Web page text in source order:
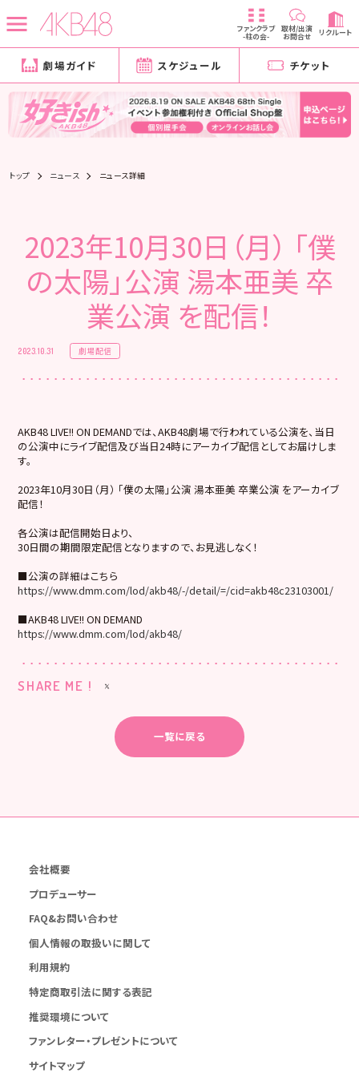
ファンクラブ
-柱の会-
取材/出演
お問合せ リクルート
劇場ガイド スケジュール チケット
トップ ニュース ニュース詳細
2023年10月30日（月） 「僕
の太陽」公演 湯本亜美 卒
業公演 を配信！
2023.10.31 劇場配信
AKB48 LIVE!! ON DEMANDでは、AKB48劇場で行われている公演を、当日
の公演中にライブ配信及び当日24時にアーカイブ配信としてお届けしま
す。
2023年10月30日（月） 「僕の太陽」公演 湯本亜美 卒業公演 をアーカイブ
配信！
各公演は配信開始日より、
30日間の期間限定配信となりますので、お見逃しなく！
■公演の詳細はこちら
https://www.dmm.com/lod/akb48/-/detail/=/cid=akb48c23103001/
■AKB48 LIVE!! ON DEMAND
https://www.dmm.com/lod/akb48/
SHARE ME !
一覧に戻る
会社概要
プロデューサー
FAQ&お問い合わせ
個人情報の取扱いに関して
利用規約
特定商取引法に関する表記
推奨環境について
ファンレター・プレゼントについて
サイトマップ